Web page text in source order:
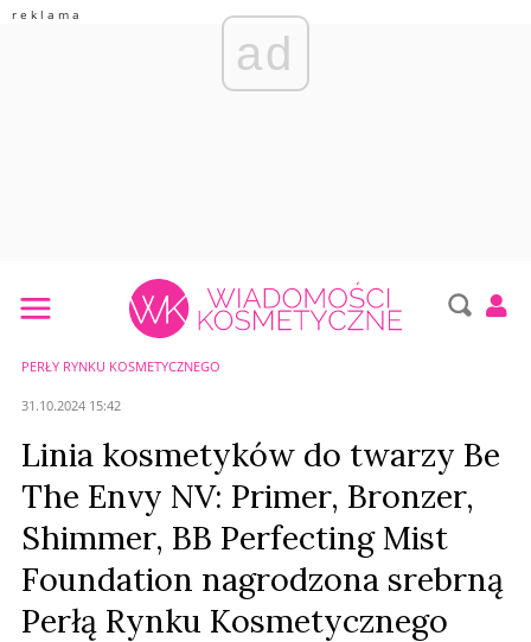
ad
PERŁY RYNKU KOSMETYCZNEGO
31.10.2024 15:42
Linia kosmetyków do twarzy Be
The Envy NV: Primer, Bronzer,
Shimmer, BB Perfecting Mist
Foundation nagrodzona srebrną
Perłą Rynku Kosmetycznego